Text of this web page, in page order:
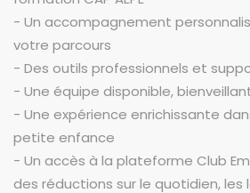
- Un accompagnement
votre parcours
- Des outils professionnels et
- Une équipe disponible,
- Une expérience enrichissante
petite enfance
- Un accès à la plateforme Club
des réductions sur le quotidien, les